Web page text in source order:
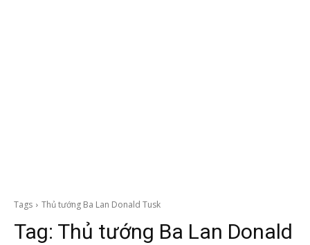
Tags Thủ tướng Ba Lan Donald Tusk
Tag: Thủ tướng Ba Lan Donald